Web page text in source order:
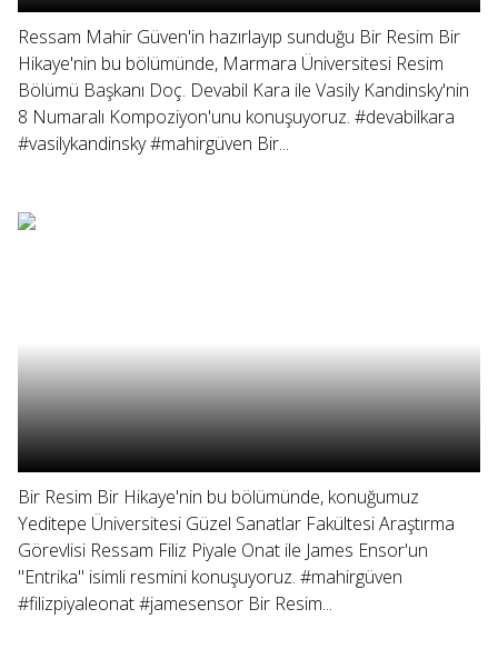
Ressam Mahir Güven'in hazırlayıp sunduğu Bir Resim Bir
Hikaye'nin bu bölümünde, Marmara Üniversitesi Resim
Bölümü Başkanı Doç. Devabil Kara ile Vasily Kandinsky'nin
8 Numaralı Kompoziyon'unu konuşuyoruz. #devabilkara
#vasilykandinsky #mahirgüven Bir...
Bir Resim Bir Hikaye'nin bu bölümünde, konuğumuz
Yeditepe Üniversitesi Güzel Sanatlar Fakültesi Araştırma
Görevlisi Ressam Filiz Piyale Onat ile James Ensor'un
"Entrika" isimli resmini konuşuyoruz. #mahirgüven
#filizpiyaleonat #jamesensor Bir Resim...